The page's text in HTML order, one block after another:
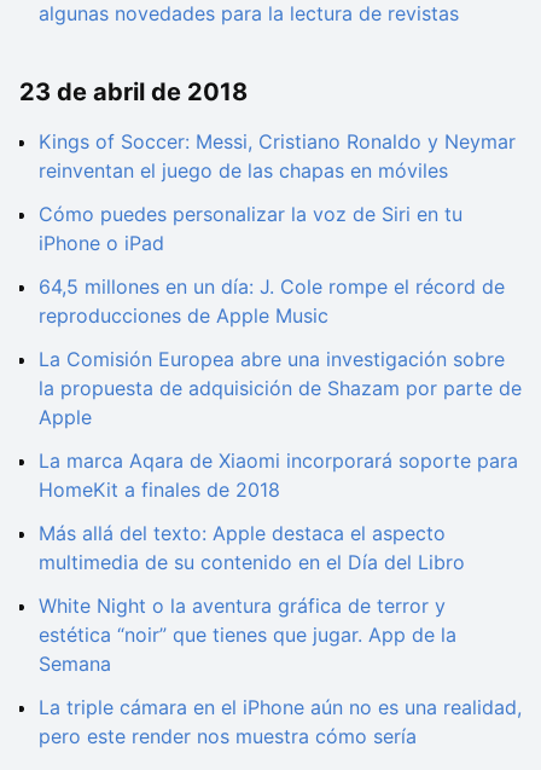
algunas novedades para la lectura de revistas
23 de abril de 2018
Kings of Soccer: Messi, Cristiano Ronaldo y Neymar
reinventan el juego de las chapas en móviles
Cómo puedes personalizar la voz de Siri en tu
iPhone o iPad
64,5 millones en un día: J. Cole rompe el récord de
reproducciones de Apple Music
La Comisión Europea abre una investigación sobre
la propuesta de adquisición de Shazam por parte de
Apple
La marca Aqara de Xiaomi incorporará soporte para
HomeKit a finales de 2018
Más allá del texto: Apple destaca el aspecto
multimedia de su contenido en el Día del Libro
White Night o la aventura gráfica de terror y
estética “noir” que tienes que jugar. App de la
Semana
La triple cámara en el iPhone aún no es una realidad,
pero este render nos muestra cómo sería